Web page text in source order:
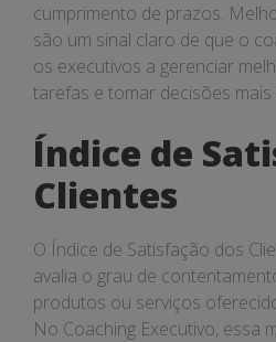
cumprimento de prazos.
são um sinal claro de que o
os executivos a gerenciar
tarefas e tomar decisões mais
Índice de
Clientes
O Índice de Satisfação dos
avalia o grau de
produtos ou serviços
No Coaching Executivo, essa